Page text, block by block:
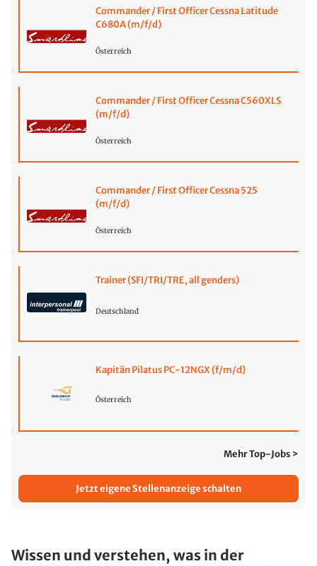
Commander / First Officer Cessna Latitude
C680A (m/f/d)
Österreich
Commander / First Officer Cessna C560XLS
(m/f/d)
Österreich
Commander / First Officer Cessna 525
(m/f/d)
Österreich
Trainer (SFI/TRI/TRE, all genders)
Deutschland
Kapitän Pilatus PC-12NGX (f/m/d)
Österreich
Mehr Top-Jobs >
Jetzt eigene Stellenanzeige schalten
Wissen und verstehen, was in der